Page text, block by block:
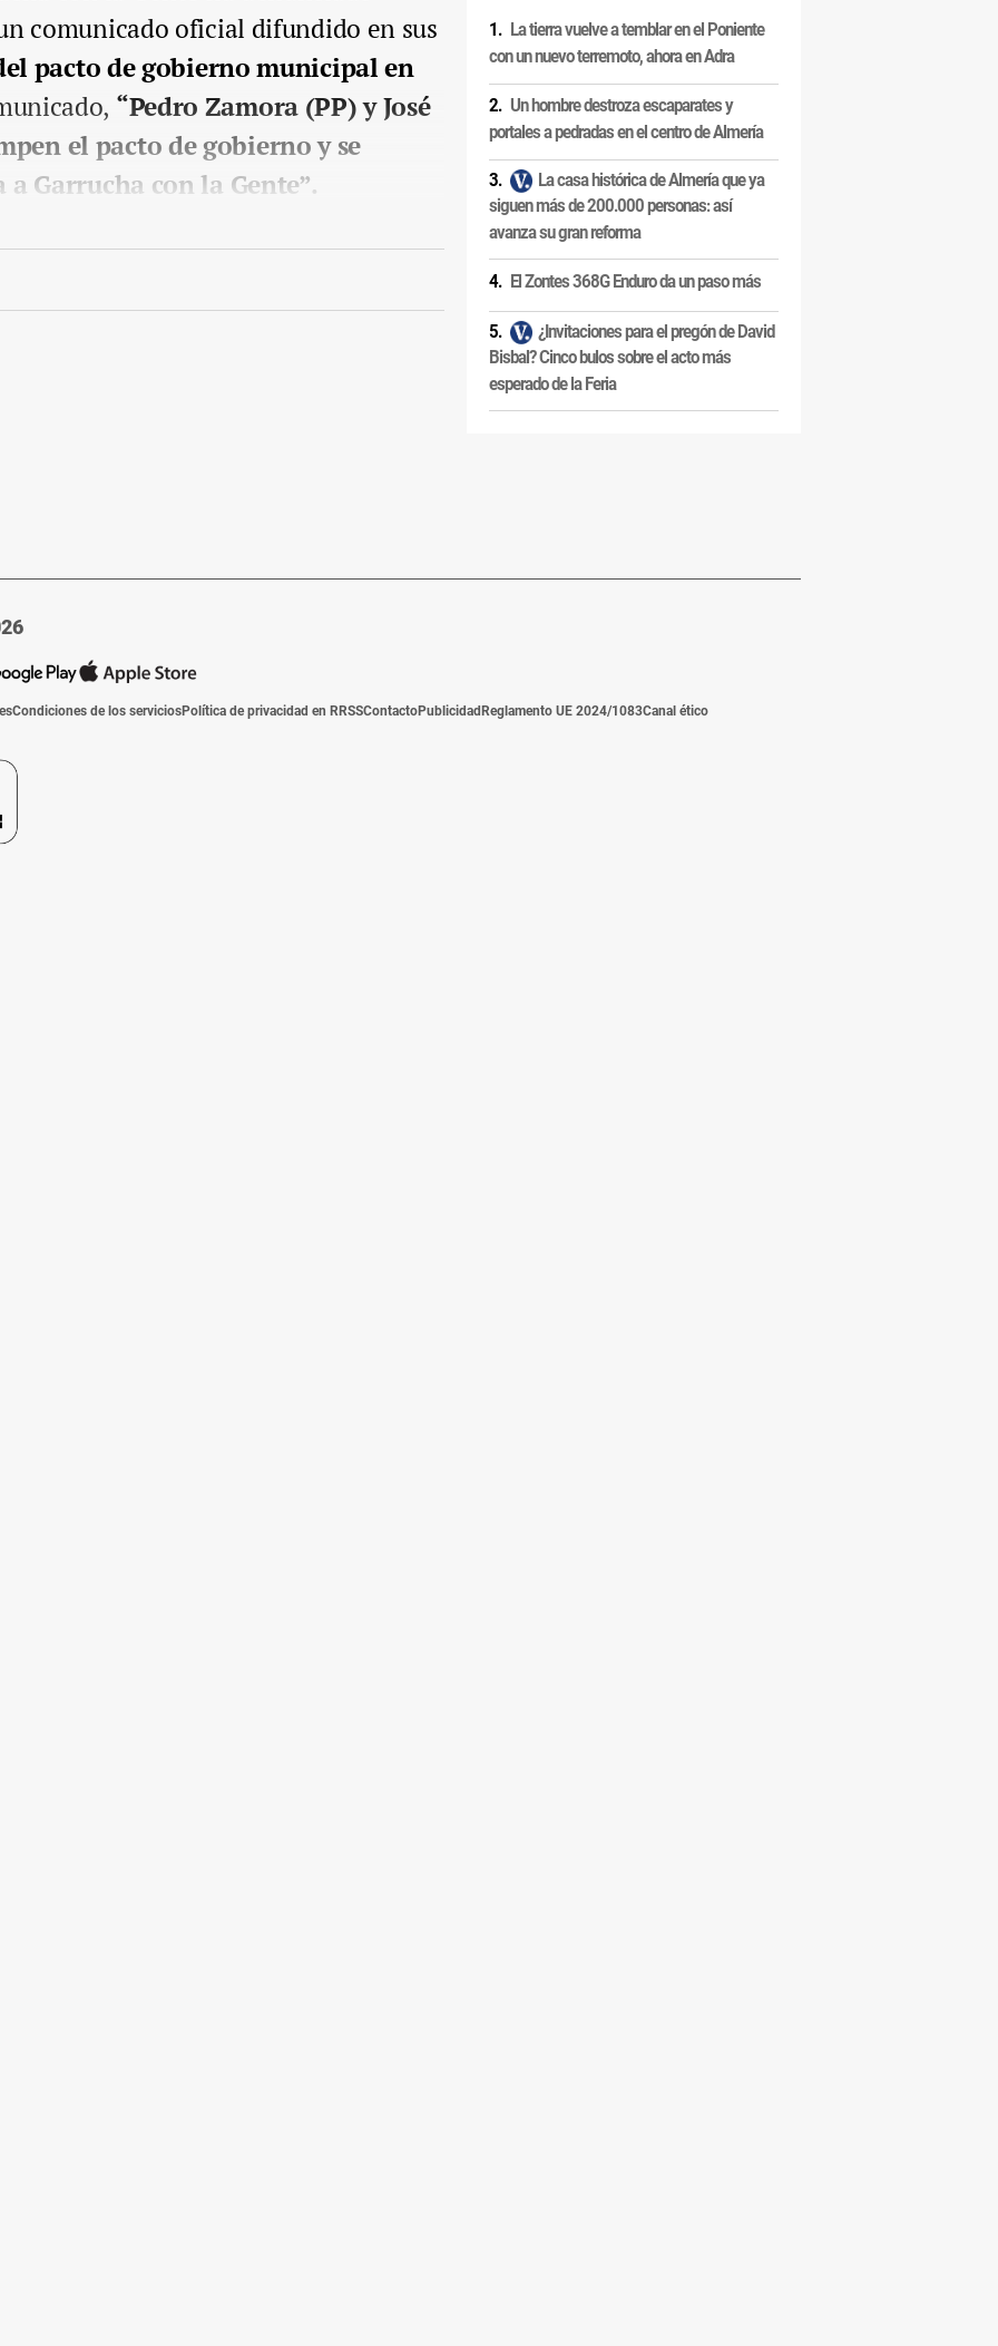
comunicado oficial difundido en sus
pacto de gobierno municipal en
“Pedro Zamora (PP) y José
el pacto de gobierno y se
Garrucha con la Gente”.
La tierra vuelve a temblar en el Poniente
con un nuevo terremoto, ahora en Adra
Un hombre destroza escaparates y
portales a pedradas en el centro de Almería
La casa histórica de Almería que ya
siguen más de 200.000 personas: así
avanza su gran reforma
El Zontes 368G Enduro da un paso más
¿Invitaciones para el pregón de David
Bisbal? Cinco bulos sobre el acto más
esperado de la Feria
Condiciones de los serviciosPolítica de privacidad en RRSSContactoPublicidadReglamento UE 2024/1083Canal ético